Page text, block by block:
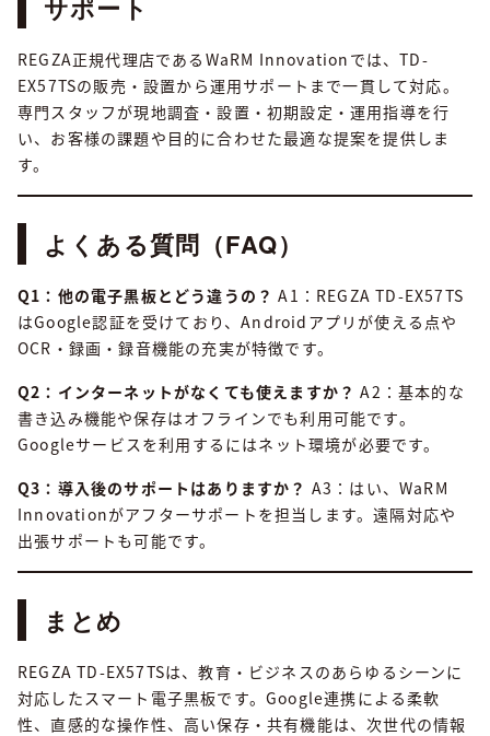
サポート
REGZA正規代理店であるWaRM Innovationでは、TD-
EX57TSの販売・設置から運用サポートまで一貫して対応。
専門スタッフが現地調査・設置・初期設定・運用指導を行
い、お客様の課題や目的に合わせた最適な提案を提供しま
す。
よくある質問（FAQ）
Q1：他の電子黒板とどう違うの？ A1：REGZA TD-EX57TS
はGoogle認証を受けており、Androidアプリが使える点や
OCR・録画・録音機能の充実が特徴です。
Q2：インターネットがなくても使えますか？ A2：基本的な
書き込み機能や保存はオフラインでも利用可能です。
Googleサービスを利用するにはネット環境が必要です。
Q3：導入後のサポートはありますか？ A3：はい、WaRM
Innovationがアフターサポートを担当します。遠隔対応や
出張サポートも可能です。
まとめ
REGZA TD-EX57TSは、教育・ビジネスのあらゆるシーンに
対応したスマート電子黒板です。Google連携による柔軟
性、直感的な操作性、高い保存・共有機能は、次世代の情報